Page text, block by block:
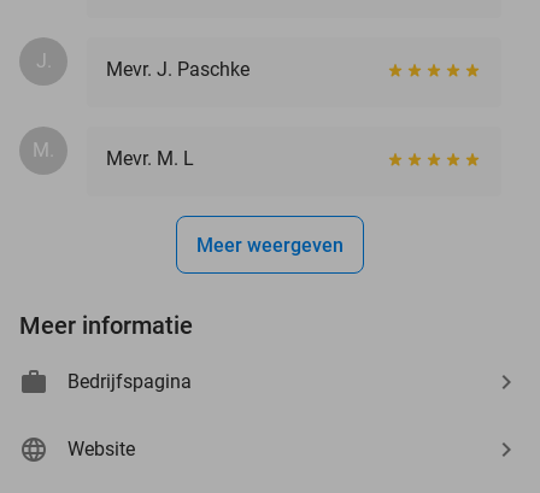
J. Mevr. J. Paschke
M. Mevr. M. L
Meer weergeven
Meer informatie
Bedrijfspagina
Website